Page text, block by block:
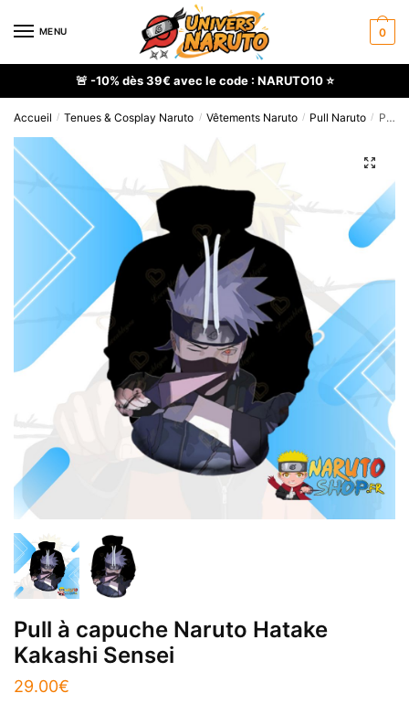
MENU 0
🚨 -10% dès 39€ avec le code : NARUTO10 ⭐
Accueil / Tenues & Cosplay Naruto / Vêtements Naruto / Pull Naruto / Pull à capuche Naruto Hatake Kakashi Sensei
🔍
Pull à capuche Naruto Hatake
Kakashi Sensei
29.00€